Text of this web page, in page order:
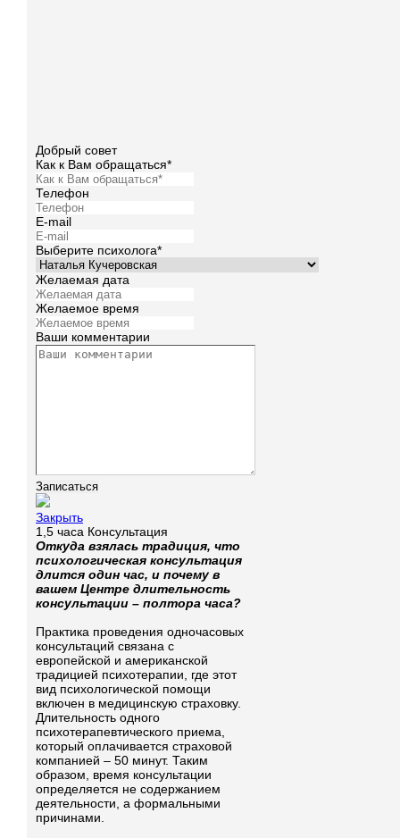
Добрый совет
Как к Вам обращаться*
Телефон
E-mail
Выберите психолога*
Желаемая дата
Желаемое время
Ваши комментарии
Закрыть
1,5 часа Консультация
Откуда взялась традиция, что
психологическая консультация
длится один час, и почему в
вашем Центре длительность
консультации – полтора часа?
Практика проведения одночасовых
консультаций связана с
европейской и американской
традицией психотерапии, где этот
вид психологической помощи
включен в медицинскую страховку.
Длительность одного
психотерапевтического приема,
который оплачивается страховой
компанией – 50 минут. Таким
образом, время консультации
определяется не содержанием
деятельности, а формальными
причинами.